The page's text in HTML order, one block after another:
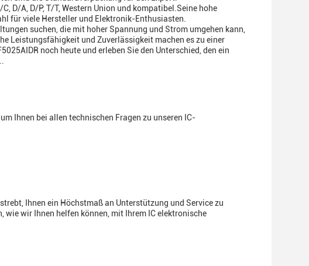
D/A, D/P, T/T, Western Union und kompatibel.Seine hohe
für viele Hersteller und Elektronik-Enthusiasten.
suchen, die mit hoher Spannung und Strom umgehen kann,
Leistungsfähigkeit und Zuverlässigkeit machen es zu einer
noch heute und erleben Sie den Unterschied, den ein
Ihnen bei allen technischen Fragen zu unseren IC-
Ihnen ein Höchstmaß an Unterstützung und Service zu
wie wir Ihnen helfen können, mit Ihrem IC elektronische